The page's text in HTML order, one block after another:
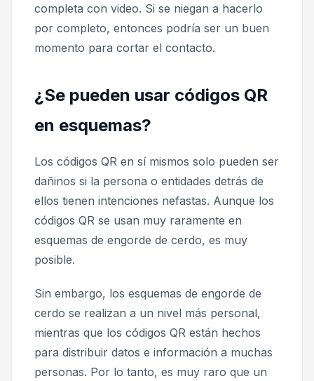
completa con video. Si se niegan a hacerlo
por completo, entonces podría ser un buen
momento para cortar el contacto.
¿Se pueden usar códigos QR
en esquemas?
Los códigos QR en sí mismos solo pueden ser
dañinos si la persona o entidades detrás de
ellos tienen intenciones nefastas. Aunque los
códigos QR se usan muy raramente en
esquemas de engorde de cerdo, es muy
posible.
Sin embargo, los esquemas de engorde de
cerdo se realizan a un nivel más personal,
mientras que los códigos QR están hechos
para distribuir datos e información a muchas
personas. Por lo tanto, es muy raro que un